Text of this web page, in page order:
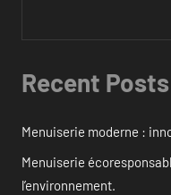
Recent Posts
Menuiserie moderne :
Menuiserie
l’environnement.